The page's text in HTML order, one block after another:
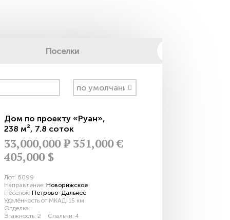
Поселки
Дом по проекту «Руан»,
238 м², 7.8 соток
33,000,000Р 351,000 €
405,000 $
Лот: 6099
Направление: Новорижское
Посёлок: Петрово-Дальнее
Удалённость от МКАД: 15 км
Отделка:
Этажность: 2 Спальни: 4